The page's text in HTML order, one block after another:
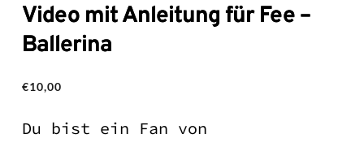
Video mit Anleitung für Fee –
Ballerina
€10,00
Du bist ein Fan von